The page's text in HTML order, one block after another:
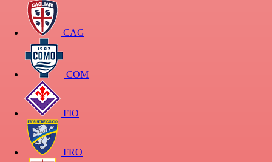
CAG
COM
FIO
FRO